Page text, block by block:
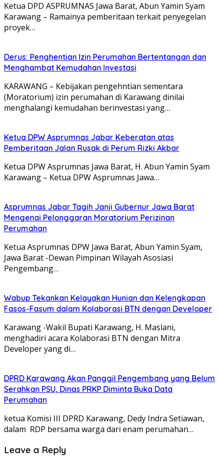
Ketua DPD ASPRUMNAS Jawa Barat, Abun Yamin Syam
Karawang – Ramainya pemberitaan terkait penyegelan
proyek…
Derus: Penghentian Izin Perumahan Bertentangan dan
Menghambat Kemudahan Investasi
KARAWANG – Kebijakan pengehntian sementara
(Moratorium) izin perumahan di Karawang dinilai
menghalangi kemudahan berinvestasi yang…
Ketua DPW Asprumnas Jabar Keberatan atas
Pemberitaan Jalan Rusak di Perum Rizki Akbar
Ketua DPW Asprumnas Jawa Barat, H. Abun Yamin Syam
Karawang – Ketua DPW Asprumnas Jawa…
Asprumnas Jabar Tagih Janji Gubernur Jawa Barat
Mengenai Pelonggaran Moratorium Perizinan
Perumahan
Ketua Asprumnas DPW Jawa Barat, Abun Yamin Syam,
Jawa Barat -Dewan Pimpinan Wilayah Asosiasi
Pengembang…
Wabup Tekankan Kelayakan Hunian dan Kelengkapan
Fasos-Fasum dalam Kolaborasi BTN dengan Developer
Karawang -Wakil Bupati Karawang, H. Maslani,
menghadiri acara Kolaborasi BTN dengan Mitra
Developer yang di…
DPRD Karawang Akan Panggil Pengembang yang Belum
Serahkan PSU, Dinas PRKP Diminta Buka Data
Perumahan
ketua Komisi III DPRD Karawang, Dedy Indra Setiawan,
dalam RDP bersama warga dari enam perumahan…
Leave a Reply